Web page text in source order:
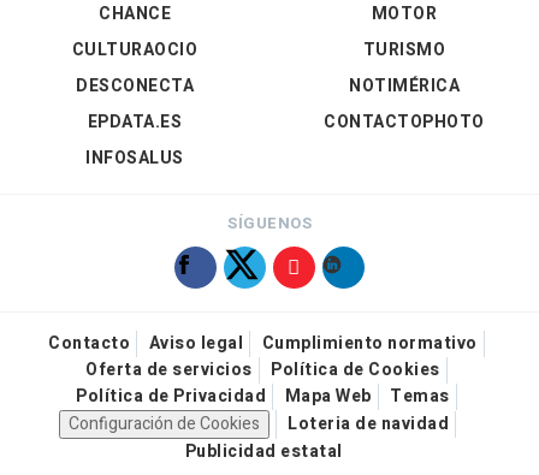
CHANCE
CULTURAOCIO
DESCONECTA
EPDATA.ES
INFOSALUS
MOTOR
TURISMO
NOTIMÉRICA
CONTACTOPHOTO
SÍGUENOS
Contacto Aviso legal
Cumplimiento normativo
Oferta de servicios
Política de Cookies
Política de Privacidad
Mapa Web
Temas
Configuración de Cookies
Loteria de navidad
Publicidad estatal